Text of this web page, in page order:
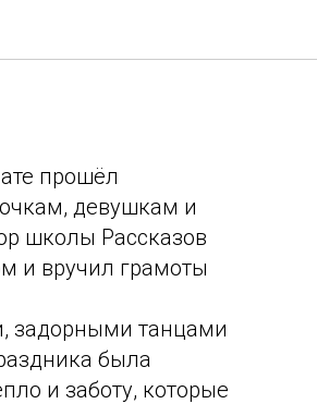
к 8
прошёл
девушкам и
школы Рассказов
и вручил грамоты
задорными танцами
была
и заботу, которые